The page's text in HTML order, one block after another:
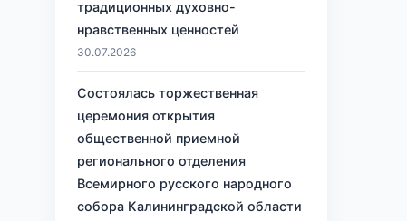
традиционных духовно-
нравственных ценностей
30.07.2026
Состоялась торжественная
церемония открытия
общественной приемной
регионального отделения
Всемирного русского народного
собора Калининградской области